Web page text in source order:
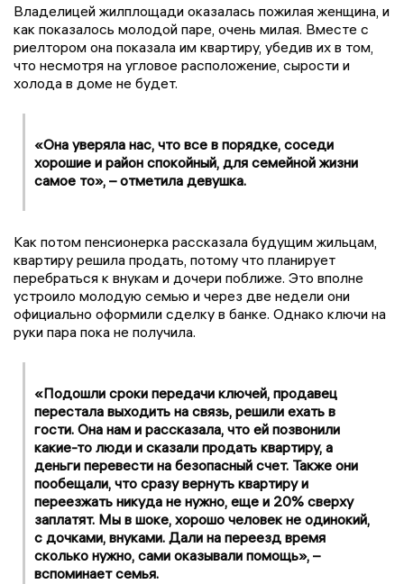
Владелицей жилплощади оказалась пожилая женщина, и
как показалось молодой паре, очень милая. Вместе с
риелтором она показала им квартиру, убедив их в том,
что несмотря на угловое расположение, сырости и
холода в доме не будет.
«Она уверяла нас, что все в порядке, соседи
хорошие и район спокойный, для семейной жизни
самое то», – отметила девушка.
Как потом пенсионерка рассказала будущим жильцам,
квартиру решила продать, потому что планирует
перебраться к внукам и дочери поближе. Это вполне
устроило молодую семью и через две недели они
официально оформили сделку в банке. Однако ключи на
руки пара пока не получила.
«Подошли сроки передачи ключей, продавец
перестала выходить на связь, решили ехать в
гости. Она нам и рассказала, что ей позвонили
какие-то люди и сказали продать квартиру, а
деньги перевести на безопасный счет. Также они
пообещали, что сразу вернуть квартиру и
переезжать никуда не нужно, еще и 20% сверху
заплатят. Мы в шоке, хорошо человек не одинокий,
с дочками, внуками. Дали на переезд время
сколько нужно, сами оказывали помощь», –
вспоминает семья.